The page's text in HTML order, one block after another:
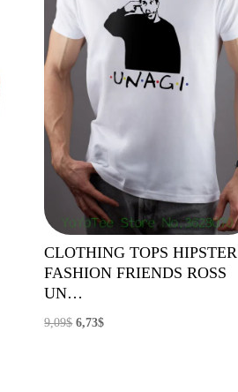
CLOTHING TOPS HIPSTER
FASHION FRIENDS ROSS
UN…
9,09$ El
6,73$El